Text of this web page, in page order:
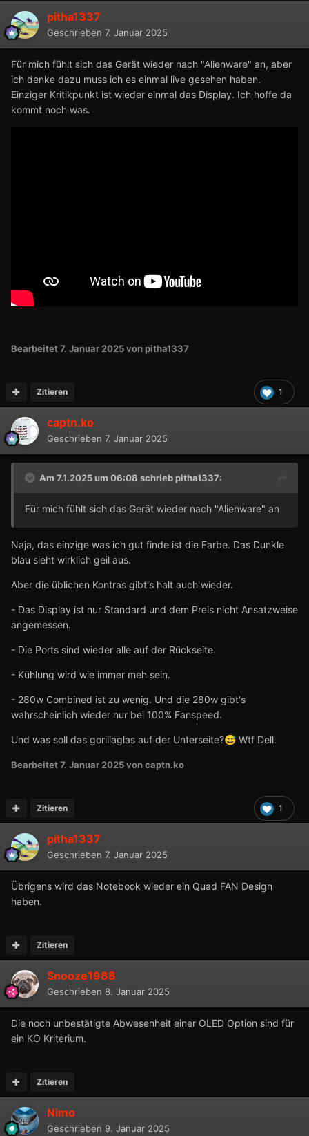
pitha1337
Geschrieben 7. Januar 2025
Für mich fühlt sich das Gerät wieder nach "Alienware" an, aber
ich denke dazu muss ich es einmal live gesehen haben.
Einziger Kritikpunkt ist wieder einmal das Display. Ich hoffe da
kommt noch was.
Bearbeitet7. Januar 2025von pitha1337
1
Zitieren
captn.ko
Geschrieben 7. Januar 2025
Am 7.1.2025 um 06:08 schriebpitha1337:
Für mich fühlt sich das Gerät wieder nach "Alienware" an
Naja, das einzige was ich gut finde ist die Farbe. Das Dunkle
blau sieht wirklich geil aus.
Aber die üblichen Kontras gibt's halt auch wieder.
- Das Display ist nur Standard und dem Preis nicht Ansatzweise
angemessen.
- Die Ports sind wieder alle auf der Rückseite.
- Kühlung wird wie immer meh sein.
- 280w Combined ist zu wenig. Und die 280w gibt's
wahrscheinlich wieder nur bei 100% Fanspeed.
Und was soll das gorillaglas auf der Unterseite?😅 Wtf Dell.
Bearbeitet7. Januar 2025von captn.ko
1
Zitieren
pitha1337
Geschrieben 7. Januar 2025
Übrigens wird das Notebook wieder ein Quad FAN Design
haben.
Zitieren
Snooze1988
Geschrieben 8. Januar 2025
Die noch unbestätigte Abwesenheit einer OLED Option sind für
ein KO Kriterium.
Zitieren
Nimo
Geschrieben 9. Januar 2025